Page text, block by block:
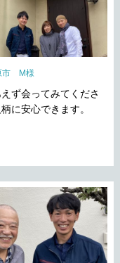
市 M様
ず会ってみてくださ
に安心できます。